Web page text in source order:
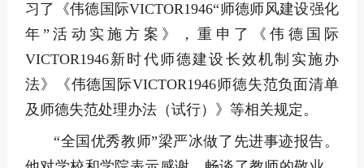
习了《伟德国际VICTOR1946“师德师风建设强化
年”活动实施方案》，重申了《伟德国际
VICTOR1946新时代师德建设长效机制实施办
法》《伟德国际VICTOR1946师德失范负面清单
及师德失范处理办法（试行）》等相关规定。
“全国优秀教师”梁严冰做了先进事迹报告。